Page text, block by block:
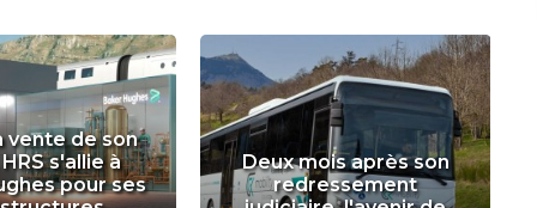
vente de son
s'allie à
pour ses
Deux mois après son
redressement